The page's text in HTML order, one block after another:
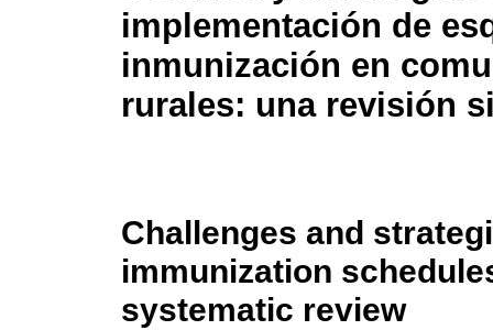
implementación de
inmunización en
rurales: una revisión
Challenges and
immunization
systematic review